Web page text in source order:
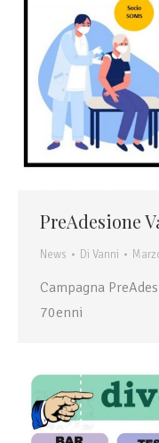
PreAdesione
News Di Vanni
Campagna
70enni